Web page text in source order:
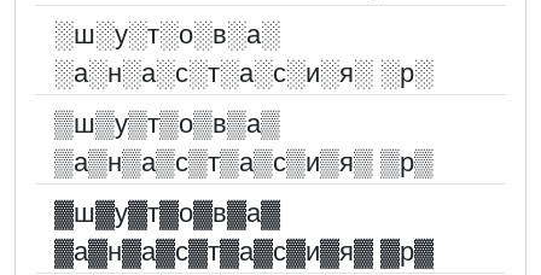
░︎ш░︎у░︎т░︎о░︎в░︎а░︎
░︎а░︎н░︎а░︎с░︎т░︎а░︎с░︎и░︎я░︎ ░︎p░︎
▒ш▒у▒т▒о▒в▒а▒
▒а▒н▒а▒с▒т▒а▒с▒и▒я▒ ▒p▒
▓︎ш▓︎у▓︎т▓︎о▓︎в▓︎а▓︎
▓︎а▓︎н▓︎а▓︎с▓︎т▓︎а▓︎с▓︎и▓︎я▓︎ ▓︎p▓︎